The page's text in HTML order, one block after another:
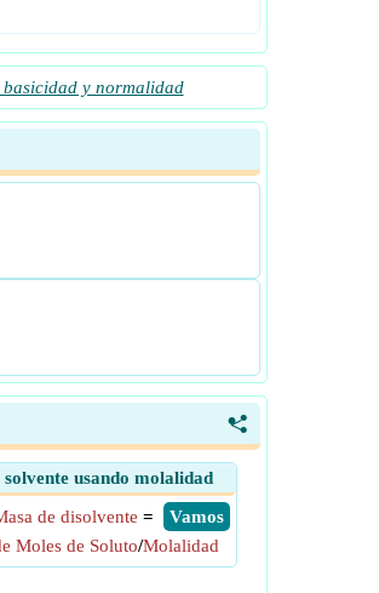
y normalidad
<
solvente usando molalidad
​ Vamos
de disolvente =
Moles de Soluto/Molalidad